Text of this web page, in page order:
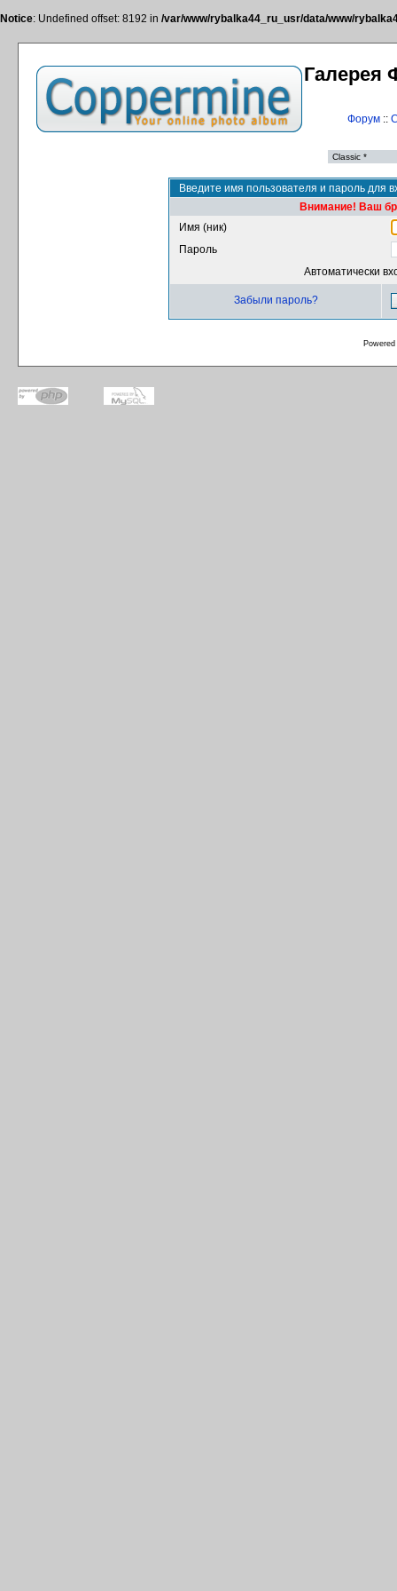
Notice: Undefined offset: 8192 in /var/www/rybalka44_ru_usr/data/www/
Галерея
Форум::
Введите имя пользователя и пароль для
Внимание! Ваш
Имя (ник)
Пароль
Автоматически
Забыли пароль?